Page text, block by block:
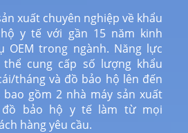
xuất chuyên nghiệp về khẩu
y tế với gần 15 năm kinh
OEM trong ngành. Năng lực
cung cấp số lượng khẩu
tháng và đồ bảo hộ lên đến
bao gồm 2 nhà máy sản xuất
bảo hộ y tế làm từ mọi
hàng yêu cầu.